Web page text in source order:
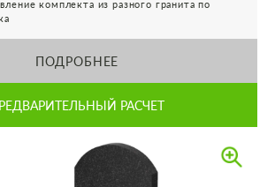
комплекта из разного гранита по
ПОДРОБНЕЕ
РАСЧЕТ